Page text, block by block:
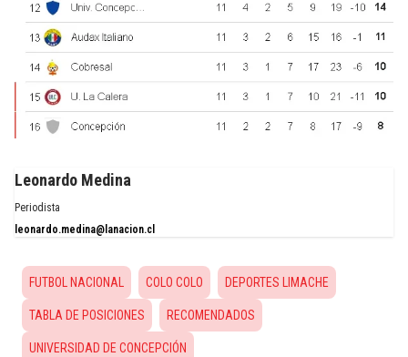
Leonardo Medina
Periodista
leonardo.medina@lanacion.cl
FUTBOL NACIONAL COLO COLO DEPORTES LIMACHE
TABLA DE POSICIONES RECOMENDADOS
UNIVERSIDAD DE CONCEPCIÓN